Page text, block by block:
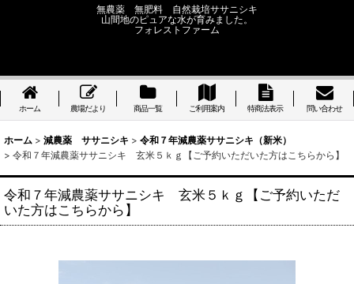
無農薬 無肥料 自然栽培ササニシキ
山間地のピュアな水が育みました。
フォレストファーム
ホーム 農場だより 商品一覧 ご利用案内 特商法表示 問い合わせ
ホーム > 減農薬 ササニシキ > 令和７年減農薬ササニシキ（新米）
> 令和７年減農薬ササニシキ 玄米５ｋｇ【ご予約いただいた方はこちらから】
令和７年減農薬ササニシキ 玄米５ｋｇ【ご予約いただ
いた方はこちらから】